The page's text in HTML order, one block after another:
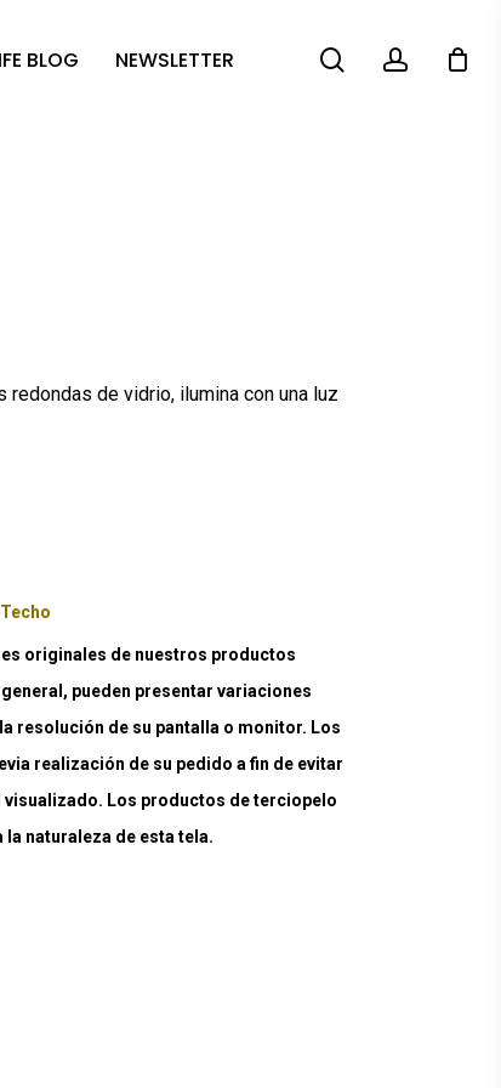
BLOG NEWSLETTER searchaccount
redondas de vidrio, ilumina con una luz
originales de nuestros productos
pueden presentar variaciones
resolución de su pantalla o monitor. Los
realización de su pedido a fin de evitar
Los productos de terciopelo
naturaleza de esta tela.